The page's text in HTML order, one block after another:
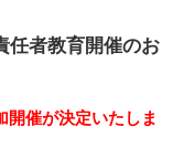
任者教育開催のお
開催が決定いたしま